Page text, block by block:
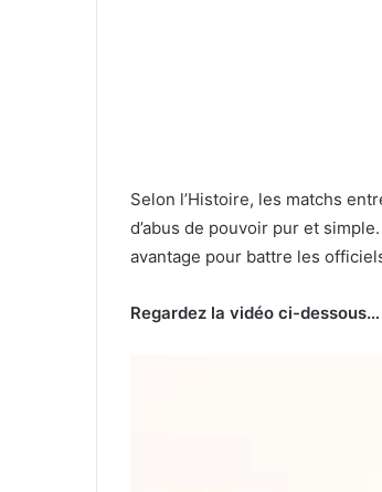
Selon l’Histoire, les matchs
d’abus de pouvoir pur et
avantage pour battre les
Regardez la vidéo ci-dessous…